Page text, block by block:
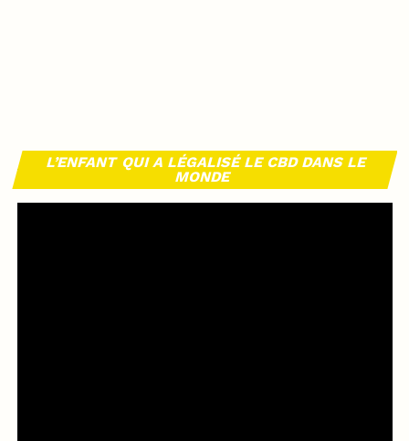
L’ENFANT QUI A LÉGALISÉ LE CBD DANS LE
MONDE